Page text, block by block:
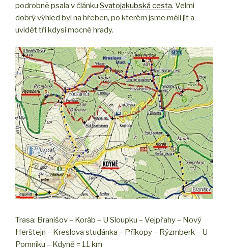
podrobně psala v článku Svatojakubská cesta. Velmi
dobrý výhled byl na hřeben, po kterém jsme měli jít a
uvidět tři kdysi mocné hrady.
Trasa: Branišov – Koráb – U Sloupku – Vejpřahy – Nový
Herštejn – Kreslova studánka – Příkopy – Rýzmberk – U
Pomníku – Kdyně = 11 km